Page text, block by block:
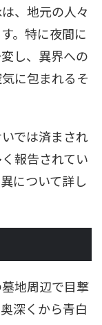
、地元の人々
。特に夜間に
し、異界への
に包まれるそ
では済まされ
報告されてい
について詳し
地周辺で目撃
深くから青白